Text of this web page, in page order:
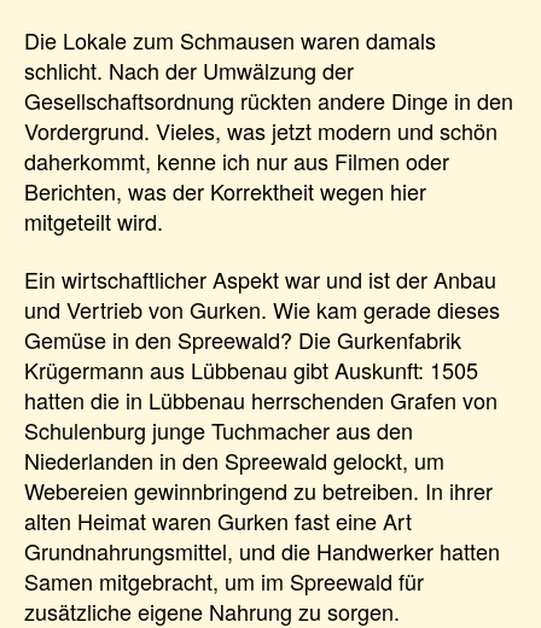
Die Lokale zum Schmausen waren damals
schlicht. Nach der Umwälzung der
Gesellschaftsordnung rückten andere Dinge in den
Vordergrund. Vieles, was jetzt modern und schön
daherkommt, kenne ich nur aus Filmen oder
Berichten, was der Korrektheit wegen hier
mitgeteilt wird.
Ein wirtschaftlicher Aspekt war und ist der Anbau
und Vertrieb von Gurken. Wie kam gerade dieses
Gemüse in den Spreewald? Die Gurkenfabrik
Krügermann aus Lübbenau gibt Auskunft: 1505
hatten die in Lübbenau herrschenden Grafen von
Schulenburg junge Tuchmacher aus den
Niederlanden in den Spreewald gelockt, um
Webereien gewinnbringend zu betreiben. In ihrer
alten Heimat waren Gurken fast eine Art
Grundnahrungsmittel, und die Handwerker hatten
Samen mitgebracht, um im Spreewald für
zusätzliche eigene Nahrung zu sorgen.